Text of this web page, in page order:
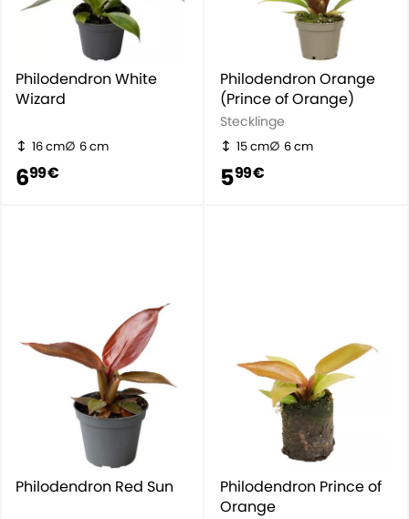
Philodendron White
Wizard
16 cm 6 cm
699 €
Philodendron Orange
(Prince of Orange)
Stecklinge
15 cm 6 cm
599 €
Philodendron Red Sun
Philodendron Prince of
Orange